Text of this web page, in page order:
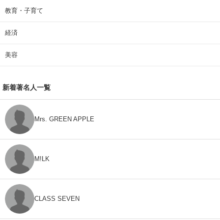
教育・子育て
経済
美容
新着著名人一覧
Mrs. GREEN APPLE
M!LK
CLASS SEVEN